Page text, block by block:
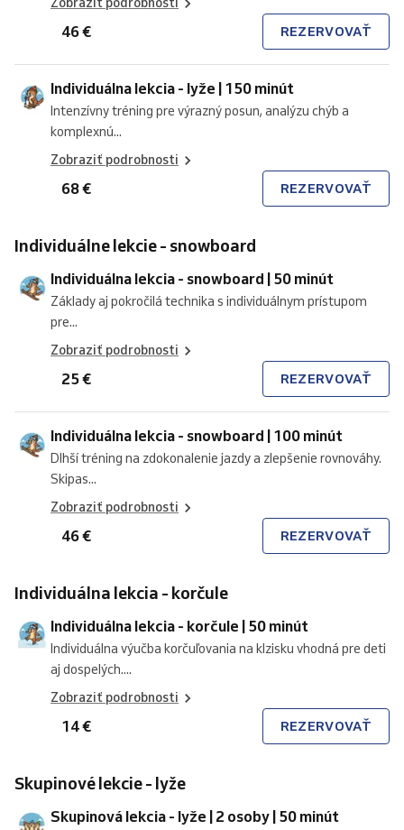
46 € REZERVOVAŤ
Individuálna lekcia - lyže | 150 minút
Intenzívny tréning pre výrazný posun, analýzu chýb a
komplexnú...
Zobraziť podrobnosti
68 € REZERVOVAŤ
Individuálne lekcie - snowboard
Individuálna lekcia - snowboard | 50 minút
Základy aj pokročilá technika s individuálnym prístupom
pre...
Zobraziť podrobnosti
25 € REZERVOVAŤ
Individuálna lekcia - snowboard | 100 minút
Dlhší tréning na zdokonalenie jazdy a zlepšenie rovnováhy.
Skipas...
Zobraziť podrobnosti
46 € REZERVOVAŤ
Individuálna lekcia - korčule
Individuálna lekcia - korčule | 50 minút
Individuálna výučba korčuľovania na klzisku vhodná pre deti
aj dospelých....
Zobraziť podrobnosti
14 € REZERVOVAŤ
Skupinové lekcie - lyže
Skupinová lekcia - lyže | 2 osoby | 50 minút